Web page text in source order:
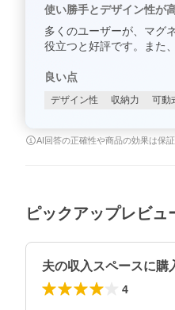
使い勝手とデザイン性が
多くのユーザーが、マグ
役立つと好評です。また
良い点
デザイン性 収納力 可動
AI回答の正確性や商品の効果は保
ピックアップレビュ
夫の収入スペースに
4